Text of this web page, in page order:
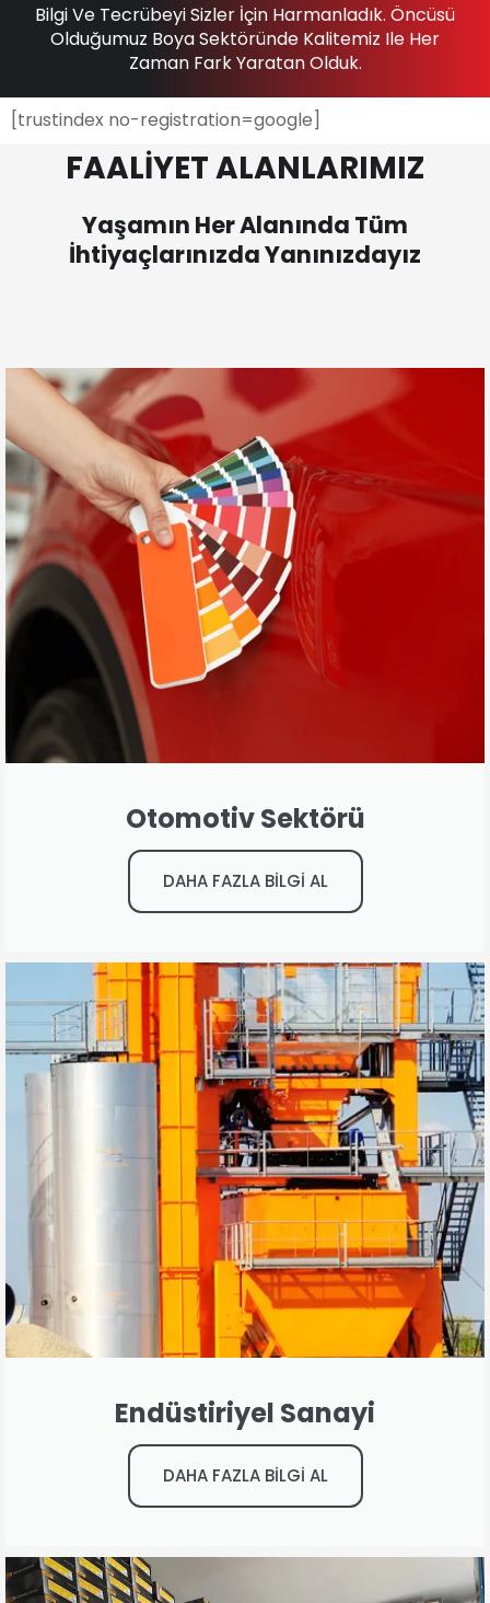
Bilgi Ve Tecrübeyi Sizler İçin Harmanladık. Öncüsü
Olduğumuz Boya Sektöründe Kalitemiz Ile Her
Zaman Fark Yaratan Olduk.
[trustindex no-registration=google]
FAALİYET ALANLARIMIZ
Yaşamın Her Alanında Tüm
İhtiyaçlarınızda Yanınızdayız
Otomotiv Sektörü
DAHA FAZLA BİLGİ AL
Endüstiriyel Sanayi
DAHA FAZLA BİLGİ AL